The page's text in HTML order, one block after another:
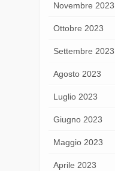
Novembre 2023
Ottobre 2023
Settembre 2023
Agosto 2023
Luglio 2023
Giugno 2023
Maggio 2023
Aprile 2023